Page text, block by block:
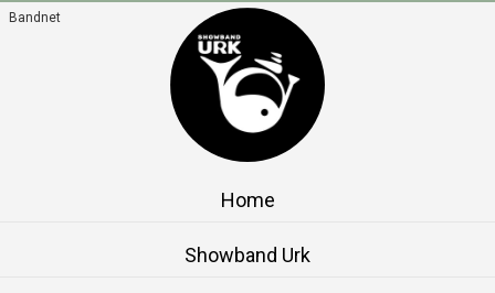
Bandnet
Home
Showband Urk